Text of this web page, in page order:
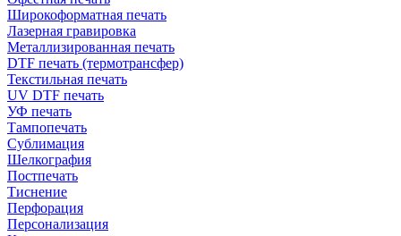
Широкоформатная печать
Лазерная гравировка
Металлизированная печать
DTF печать (термотрансфер)
Текстильная печать
UV DTF печать
УФ печать
Тампопечать
Сублимация
Шелкография
Постпечать
Тиснение
Перфорация
Персонализация